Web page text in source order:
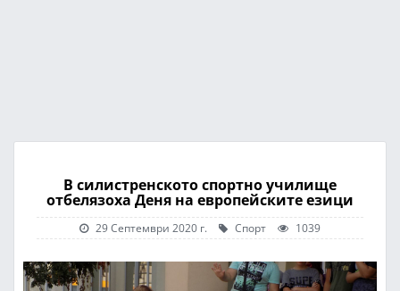
В силистренското спортно училище
отбелязоха Деня на европейските езици
29 Септември 2020 г. Спорт 1039